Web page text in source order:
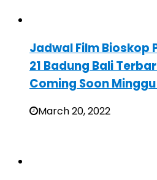
Jadwal Film Bioskop
21 Badung Bali
Coming Soon
March 20, 2022